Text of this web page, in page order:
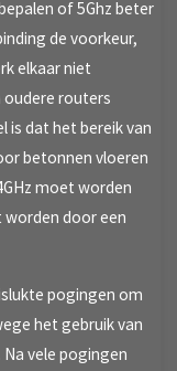
of 5Ghz beter
de voorkeur,
elkaar niet
oudere routers
is dat het bereik van
betonnen vloeren
moet worden
door een
pogingen om
het gebruik van
Na vele pogingen